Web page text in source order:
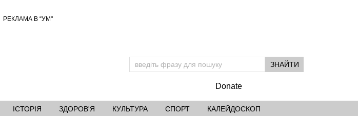
РЕКЛАМА В “УМ"
Donate
ІСТОРІЯ ЗДОРОВ'Я КУЛЬТУРА СПОРТ КАЛЕЙДОСКОП